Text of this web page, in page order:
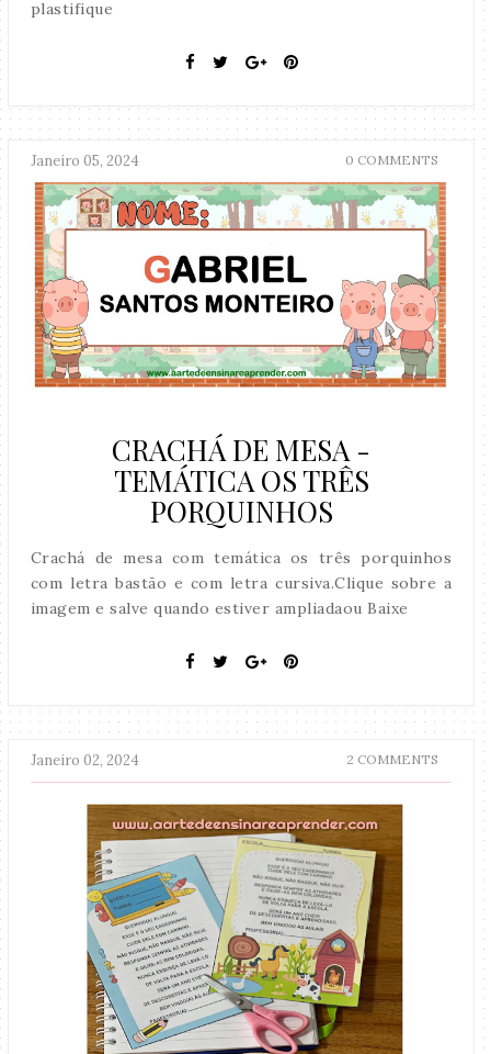
plastifique
Janeiro 05, 2024 0 COMMENTS
CRACHÁ DE MESA -
TEMÁTICA OS TRÊS
PORQUINHOS
Crachá de mesa com temática os três porquinhos
com letra bastão e com letra cursiva.Clique sobre a
imagem e salve quando estiver ampliadaou Baixe
Janeiro 02, 2024 2 COMMENTS